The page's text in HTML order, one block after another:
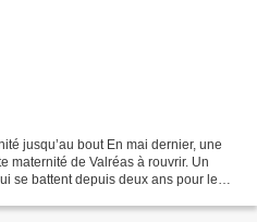
jusqu’au bout En mai dernier, une
maternité de Valréas à rouvrir. Un
se battent depuis deux ans pour le